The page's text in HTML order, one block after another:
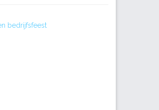
bedrijfsfeest